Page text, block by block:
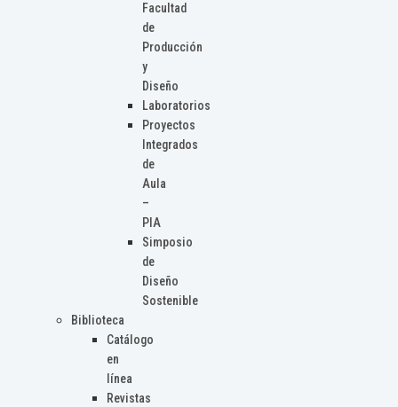
Facultad
de
Producción
y
Diseño
Laboratorios
Proyectos
Integrados
de
Aula
–
PIA
Simposio
de
Diseño
Sostenible
Biblioteca
Catálogo
en
línea
Revistas